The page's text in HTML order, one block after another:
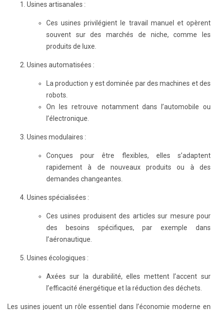
Usines artisanales :
Ces usines privilégient le travail manuel et opèrent
souvent sur des marchés de niche, comme les
produits de luxe.
Usines automatisées :
La production y est dominée par des machines et des
robots.
On les retrouve notamment dans l’automobile ou
l’électronique.
Usines modulaires :
Conçues pour être flexibles, elles s’adaptent
rapidement à de nouveaux produits ou à des
demandes changeantes.
Usines spécialisées :
Ces usines produisent des articles sur mesure pour
des besoins spécifiques, par exemple dans
l’aéronautique.
Usines écologiques :
Axées sur la durabilité, elles mettent l’accent sur
l’efficacité énergétique et la réduction des déchets.
Les usines jouent un rôle essentiel dans l’économie moderne en